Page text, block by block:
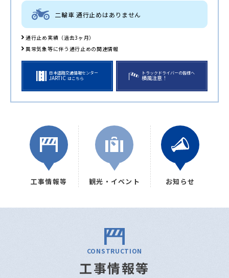
二輪車 通行止めはありません
通行止め実績（過去3ヶ月）
異常気象等に伴う通行止めの関連情報
日本道路交通情報センター
JARTIC はこちら
トラックドライバーの皆様へ
横風注意！
工事情報等 観光・イベント お知らせ
CONSTRUCTION
工事情報等